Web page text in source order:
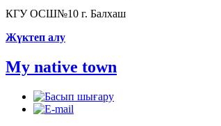
КГУ ОСШ№10 г. Балхаш
Жүктеп алу
My native town